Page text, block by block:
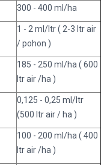
300 - 400 ml/ha
1 - 2 ml/ltr ( 2-3 ltr air
/ pohon )
185 - 250 ml/ha ( 600
ltr air /ha )
0,125 - 0,25 ml/ltr
(500 ltr air / ha )
100 - 200 ml/ha ( 400
ltr air /ha )